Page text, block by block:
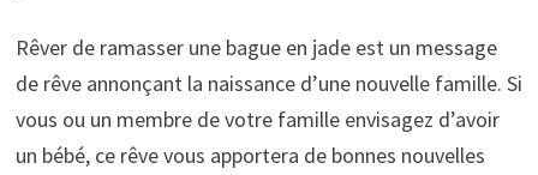
Rêver de ramasser une bague en jade est un message
de rêve annonçant la naissance d’une nouvelle famille. Si
vous ou un membre de votre famille envisagez d’avoir
un bébé, ce rêve vous apportera de bonnes nouvelles